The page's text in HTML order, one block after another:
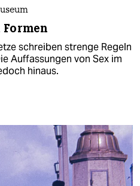
schreiben strenge Regeln
Auffassungen von Sex im
hinaus.